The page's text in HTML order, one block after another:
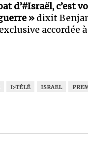
d’#Israël, c’est
» dixit
accordée
I>TÉLÉ ISRAEL